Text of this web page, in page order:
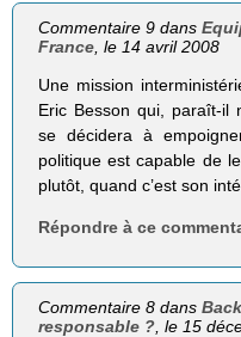
Commentaire 9 dans
France , le 14 avril 2008
Une mission
Eric Besson qui, paraît-il
se décidera à
politique est capable de
plutôt, quand c’est son
Répondre à ce
Commentaire 8 dans
responsable ? , le 15